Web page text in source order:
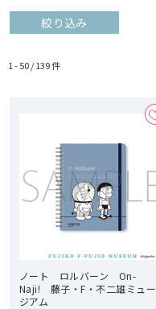
絞り込み
1 - 50 /139件
ノート ロルバーン On-
Naji! 藤子・F・不二雄ミュー
ジアム